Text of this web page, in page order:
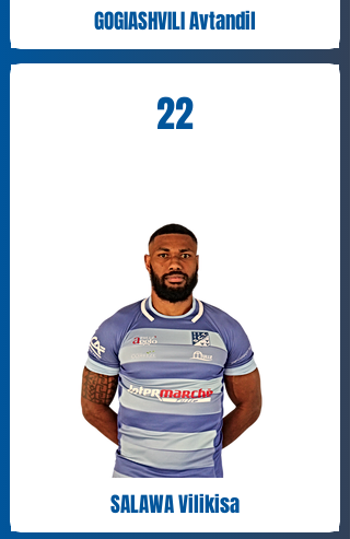
GOGIASHVILI Avtandil
22
SALAWA Vilikisa